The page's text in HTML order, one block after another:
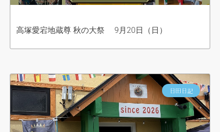
高塚愛宕地蔵尊 秋の大祭 9月20日（日）
日田日記